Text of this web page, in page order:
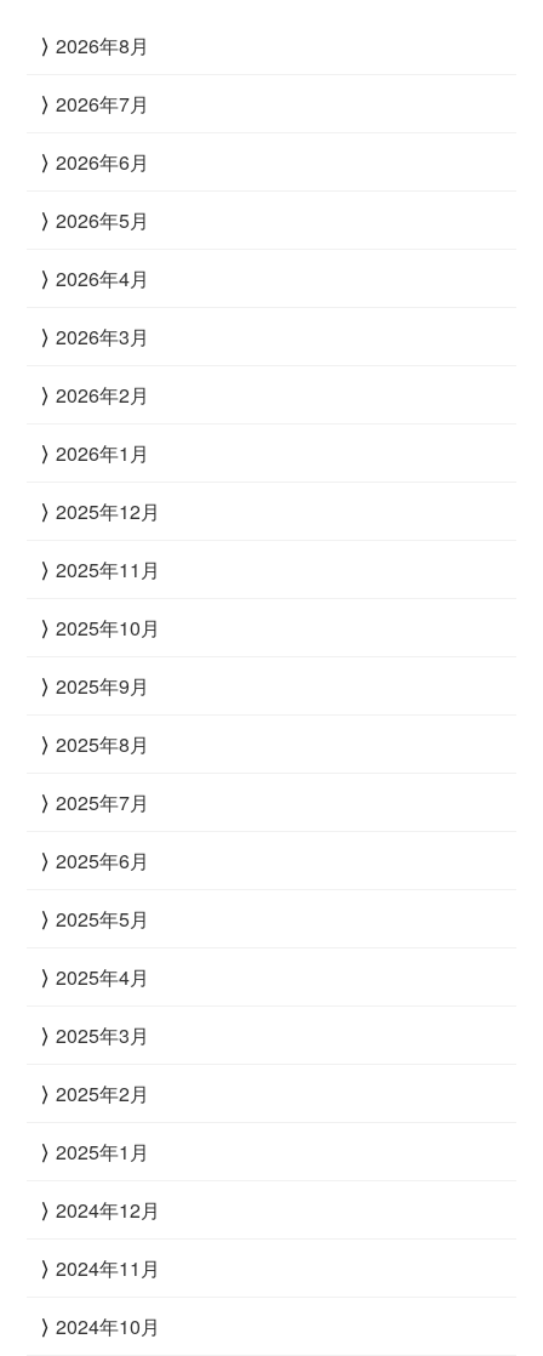
2026年8月
2026年7月
2026年6月
2026年5月
2026年4月
2026年3月
2026年2月
2026年1月
2025年12月
2025年11月
2025年10月
2025年9月
2025年8月
2025年7月
2025年6月
2025年5月
2025年4月
2025年3月
2025年2月
2025年1月
2024年12月
2024年11月
2024年10月